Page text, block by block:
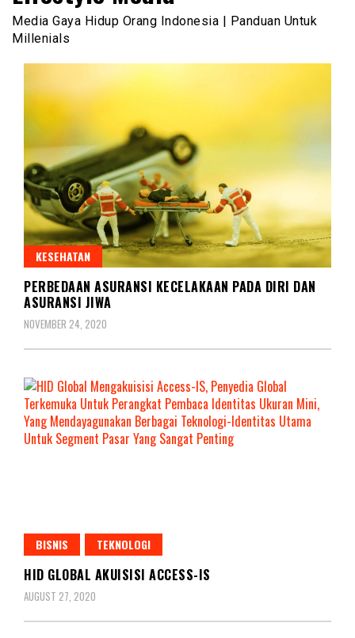
Media Gaya Hidup Orang Indonesia | Panduan Untuk
Millenials
KESEHATAN
PERBEDAAN ASURANSI KECELAKAAN PADA DIRI DAN
ASURANSI JIWA
NOVEMBER 24, 2020
BISNIS TEKNOLOGI
HID GLOBAL AKUISISI ACCESS-IS
AUGUST 27, 2020